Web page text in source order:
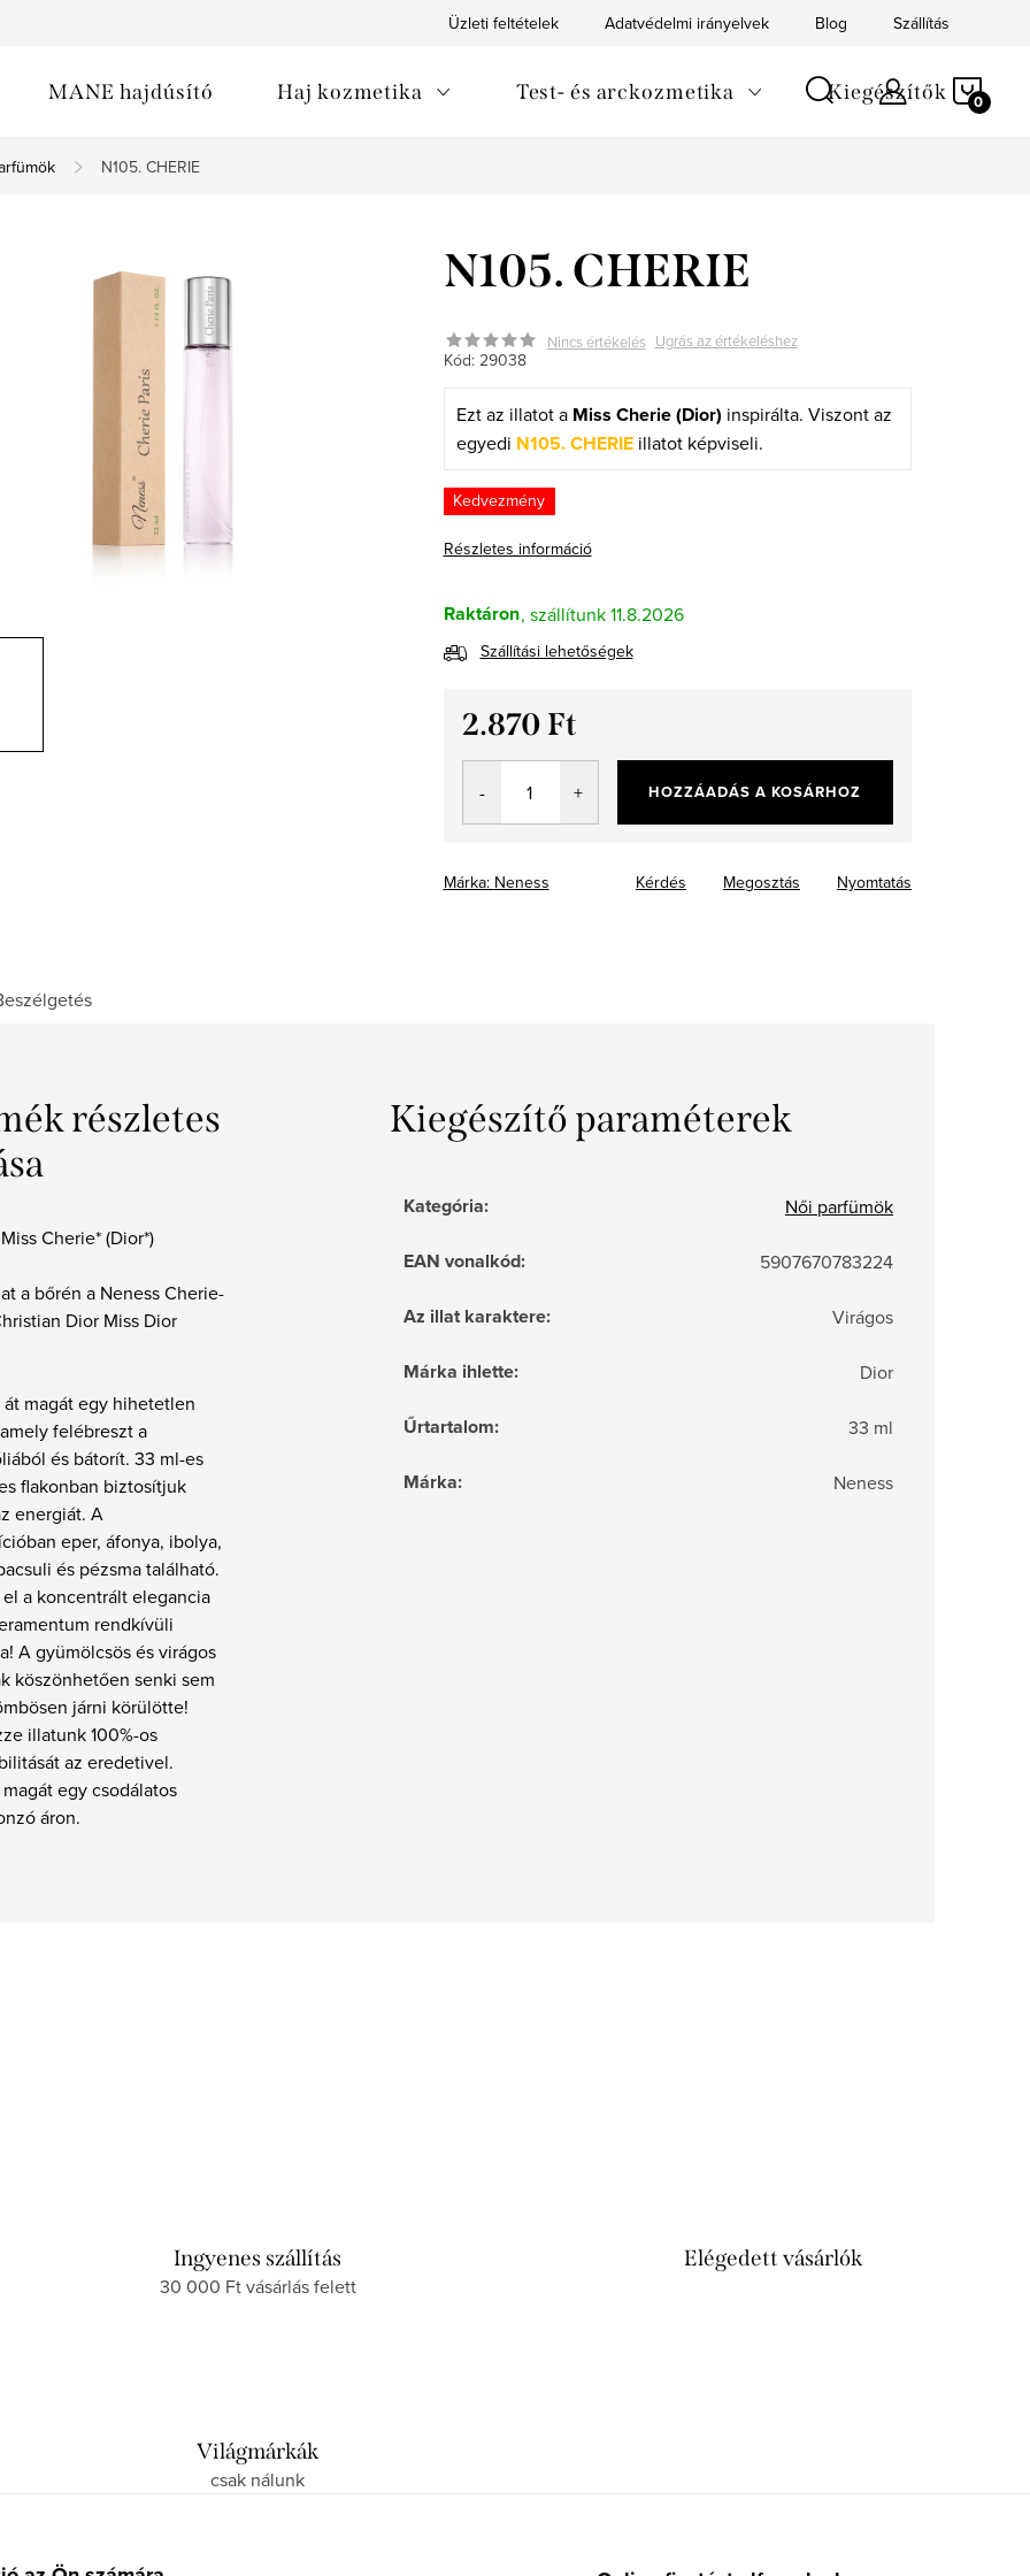
Üzleti feltételek Adatvédelmi irányelvek Blog Szállítás
MANE hajdúsító Haj kozmetika Test- és arckozmetika Kiegészítők
N105. CHERIE
Kedvezmény
N105. CHERIE
Nincs értékelés Ugrás az értékeléshez
Kód: 29038
Részletes információ
Raktáron 11.8.2026
Szállítási lehetőségek
2.870 Ft
Egységár:
HOZZÁADÁS A KOSÁRHOZ
Márka: Neness Nyomtatás
Kérdés Megosztás
Ezt az illatot a Miss Cherie (Dior) inspirálta. Viszont az
egyedi N105. CHERIEillatot képviseli.
részletes
Cherie* (Dior*)
a bőrén a Neness Cherie-
Dior Miss Dior
át magát egy hihetetlen
felébreszt a
és bátorít. 33 ml-es
flakonban biztosítjuk
energiát. A
eper, áfonya, ibolya,
és pézsma található.
a koncentrált elegancia
rendkívüli
A gyümölcsös és virágos
köszönhetően senki sem
járni körülötte!
illatunk 100%-os
az eredetivel.
egy csodálatos
áron.
Kiegészítő paraméterek
Kategória: Női parfümök
EAN vonalkód: 5907670783224
Az illat karaktere: Virágos
Márka ihlette: Dior
Űrtartalom: 33 ml
Márka: Neness
Ingyenes szállítás
30 000 Ft vásárlás felett
Elégedett vásárlók
Világmárkák
csak nálunk